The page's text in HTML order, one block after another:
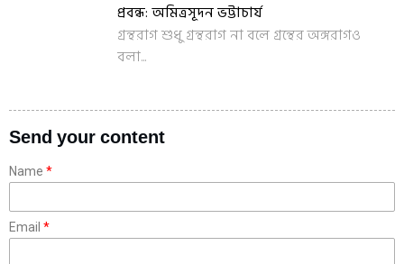
প্রবন্ধ: অমিত্রসূদন ভট্টাচার্য
গ্রন্থরাগ শুধু গ্রন্থরাগ না বলে গ্রন্থের অঙ্গরাগও
বলা...
Send your content
Name
Email